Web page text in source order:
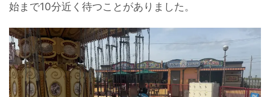
始まで10分近く待つことがありました。